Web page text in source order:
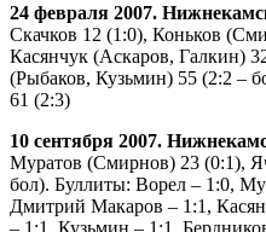
24 февраля 2007.
Скачков 12 (1:0), Коньков
Касянчук (Аскаров, Галкин)
(Рыбаков, Кузьмин) 55 (2:2 –
61 (2:3)
10 сентября 2007.
Муратов (Смирнов) 23 (0:1),
бол). Буллиты: Ворел – 1:0,
Дмитрий Макаров – 1:1,
– 1:1, Кузьмин – 1:1,